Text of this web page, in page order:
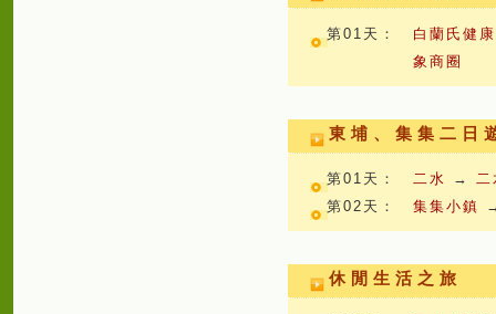
第01天：
白蘭氏健
象商圈
東埔、集集二日
第01天： 二水 →二
第02天：
集集小鎮
休閒生活之旅